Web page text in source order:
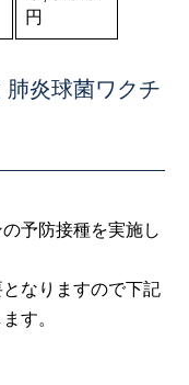
円
炎球菌ワクチ
予防接種を実施し
なりますので下記
す。